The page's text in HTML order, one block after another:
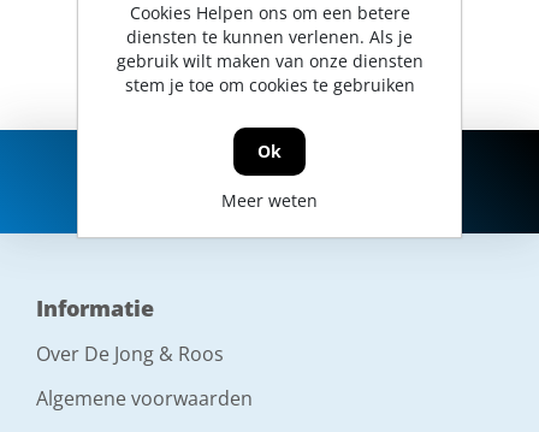
Informatie
Over De Jong & Roos
Algemene voorwaarden
Cookies Helpen ons om een betere
diensten te kunnen verlenen. Als je
gebruik wilt maken van onze diensten
stem je toe om cookies te gebruiken
Ok
Meer weten